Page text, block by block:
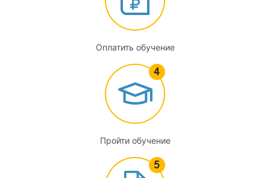
3.3
Устройство забивных и буронабивных свай
3.5
Термическое укрепление грунтов
Цементация грунтовых оснований с забивкой инъекторов
Оплатить обучение
Пройти обучение